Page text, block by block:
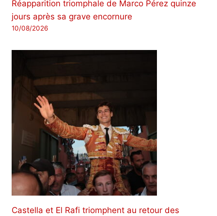
Réapparition triomphale de Marco Pérez quinze
jours après sa grave encornure
10/08/2026
Castella et El Rafi triomphent au retour des